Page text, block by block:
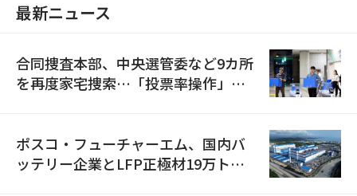
最新ニュース
合同捜査本部、中央選管委など9カ所
を再度家宅捜索…「投票率操作」の
ポスコ・フューチャーエム、国内バ
ッテリー企業とLFP正極材19万トン